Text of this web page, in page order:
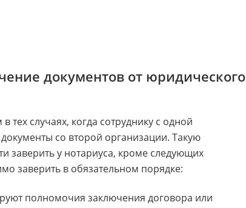
документов от юридического
тех случаях, когда сотруднику с одной
со второй организации. Такую
заверить у нотариуса, кроме следующих
заверить в обязательном порядке:
полномочия заключения договора или